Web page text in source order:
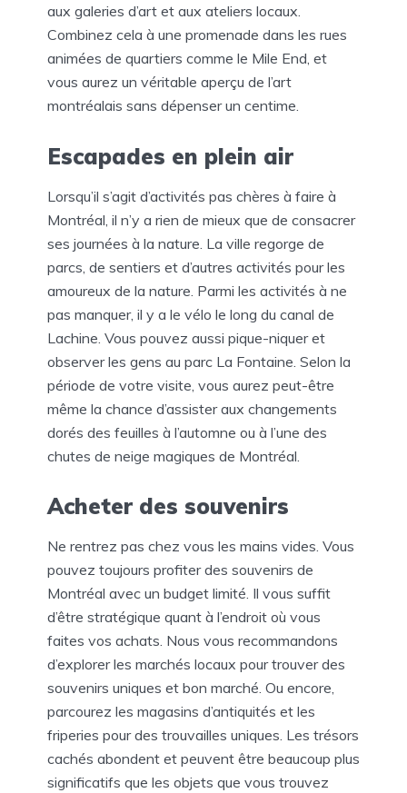
aux galeries d’art et aux ateliers locaux.
Combinez cela à une promenade dans les rues
animées de quartiers comme le Mile End, et
vous aurez un véritable aperçu de l’art
montréalais sans dépenser un centime.
Escapades en plein air
Lorsqu’il s’agit d’activités pas chères à faire à
Montréal, il n’y a rien de mieux que de consacrer
ses journées à la nature. La ville regorge de
parcs, de sentiers et d’autres activités pour les
amoureux de la nature. Parmi les activités à ne
pas manquer, il y a le vélo le long du canal de
Lachine. Vous pouvez aussi pique-niquer et
observer les gens au parc La Fontaine. Selon la
période de votre visite, vous aurez peut-être
même la chance d’assister aux changements
dorés des feuilles à l’automne ou à l’une des
chutes de neige magiques de Montréal.
Acheter des souvenirs
Ne rentrez pas chez vous les mains vides. Vous
pouvez toujours profiter des souvenirs de
Montréal avec un budget limité. Il vous suffit
d’être stratégique quant à l’endroit où vous
faites vos achats. Nous vous recommandons
d’explorer les marchés locaux pour trouver des
souvenirs uniques et bon marché. Ou encore,
parcourez les magasins d’antiquités et les
friperies pour des trouvailles uniques. Les trésors
cachés abondent et peuvent être beaucoup plus
significatifs que les objets que vous trouvez